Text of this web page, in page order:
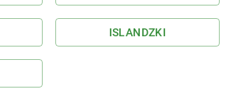
ISLANDZKI